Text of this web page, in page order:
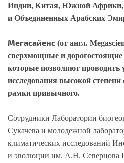
Индии, Китая, Южной Африки,
и Объединенных Арабских
Мегасайенс (от англ.
сверхмощные и
которые позволяют проводить
исследования высокой
рамки привычного.
Сотрудники Лаборатории
Сукачева и молодежной
климатических исследований
и эволюции им. А.Н. Северцова